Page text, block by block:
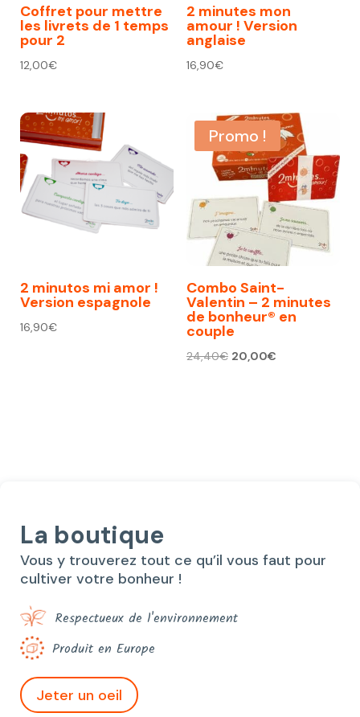
Coffret pour mettre
les livrets de 1 temps
pour 2
12,00€
2 minutes mon
amour ! Version
anglaise
16,90€
2 minutos mi amor !
Version espagnole
16,90€
Promo !
Combo Saint-
Valentin – 2 minutes
de bonheur® en
couple
24,40€ Le
20,00€Le
La boutique
Vous y trouverez tout ce qu’il vous faut pour
cultiver votre bonheur !
Respectueux de l'environnement
Produit en Europe
Jeter un oeil